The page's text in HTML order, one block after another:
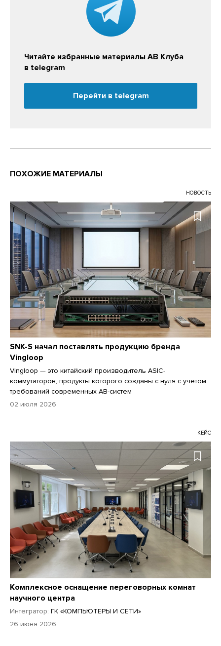
Читайте избранные материалы АВ Клуба
в telegram
Перейти в telegram
ПОХОЖИЕ МАТЕРИАЛЫ
НОВОСТЬ
SNK-S начал поставлять продукцию бренда
Vingloop
Vingloop — это китайский производитель ASIC-
коммутаторов, продукты которого созданы с нуля с учетом
требований современных АВ-систем
02 июля 2026
КЕЙС
Комплексное оснащение переговорных комнат
научного центра
Интегратор: ГК «КОМПЬЮТЕРЫ И СЕТИ»
26 июня 2026